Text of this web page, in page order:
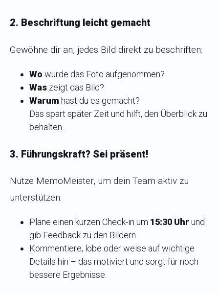
2. Beschriftung leicht gemacht
Gewöhne dir an, jedes Bild direkt zu beschriften:
Wo wurde das Foto aufgenommen?
Was zeigt das Bild?
Warum hast du es gemacht?
Das spart später Zeit und hilft, den Überblick zu
behalten.
3. Führungskraft? Sei präsent!
Nutze MemoMeister, um dein Team aktiv zu
unterstützen:
Plane einen kurzen Check-in um 15:30 Uhr und
gib Feedback zu den Bildern.
Kommentiere, lobe oder weise auf wichtige
Details hin – das motiviert und sorgt für noch
bessere Ergebnisse.